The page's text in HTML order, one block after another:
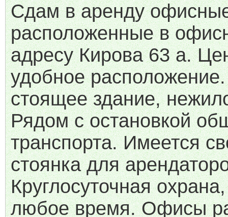
Сдам в аренду
расположенные в
адресу Кирова 63 а.
удобное
стоящее здание,
Рядом с остановкой
транспорта. Имеется
стоянка для
Круглосуточная
любое время. Офисы